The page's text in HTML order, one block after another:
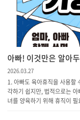
아빠! 이것만은 알아
2026.03.27
1. 아빠도 육아휴직을 사용할
각하기 쉽지만, 법적으로는
녀를 양육하기 위해 휴직이